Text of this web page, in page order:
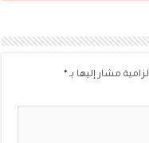
مشار إليها بـ*